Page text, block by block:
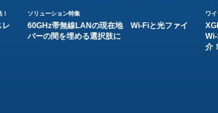
レ
ソリューション特集
60GHz帯無線LANの現在地 Wi-Fiと光ファイ
バーの間を埋める選択肢に
ワ
介